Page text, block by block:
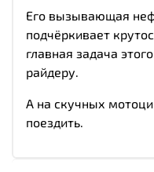
Его вызывающая
подчёркивает
главная задача
райдеру.
А на скучных
поездить.